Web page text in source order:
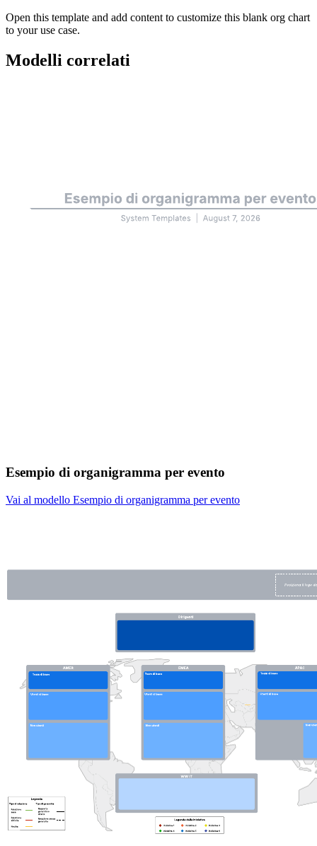
Open this template and add content to customize this blank org chart
to your use case.
Modelli correlati
Esempio di organigramma per evento
Vai al modello Esempio di organigramma per evento